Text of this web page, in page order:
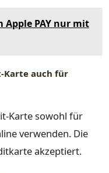
Apple PAY nur mit
Karte auch für
Karte sowohl für
verwenden. Die
akzeptiert.